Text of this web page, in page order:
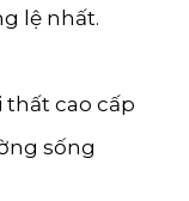
lệ nhất.
thất cao cấp
sống